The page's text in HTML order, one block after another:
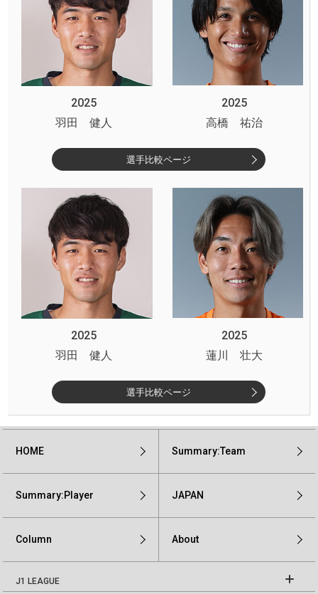
2025
2025
羽田 健人
高橋 祐治
選手比較ページ
2025
2025
羽田 健人
蓮川 壮大
選手比較ページ
HOME Summary:Team
Summary:Player JAPAN
Column About
J1 LEAGUE